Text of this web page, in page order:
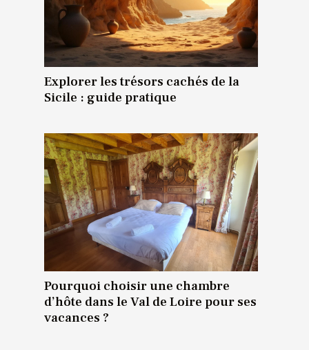
Explorer les trésors cachés de la
Sicile : guide pratique
Pourquoi choisir une chambre
d’hôte dans le Val de Loire pour ses
vacances ?